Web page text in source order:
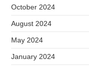
October 2024
August 2024
May 2024
January 2024